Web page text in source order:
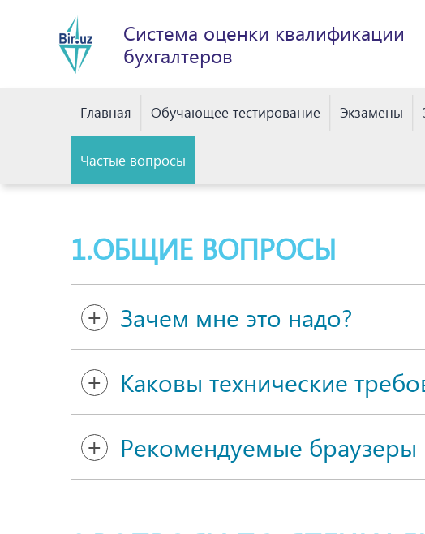
Система оценки квалификации
бухгалтеров
Главная Обучающее тестирование Экзамены
Частые вопросы
1.ОБЩИЕ ВОПРОСЫ
Зачем мне это надо?
Каковы технические
Рекомендуемые браузеры